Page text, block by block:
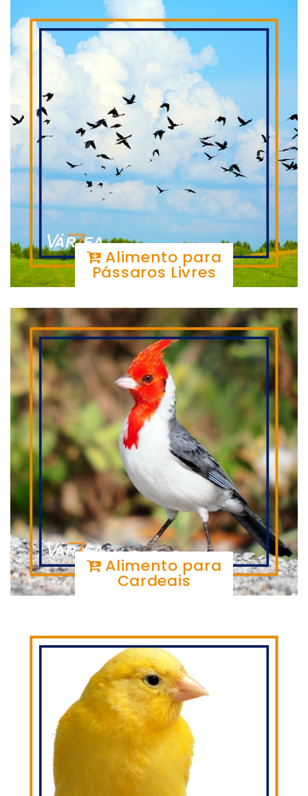
Alimento para
Pássaros Livres
Alimento para
Cardeais